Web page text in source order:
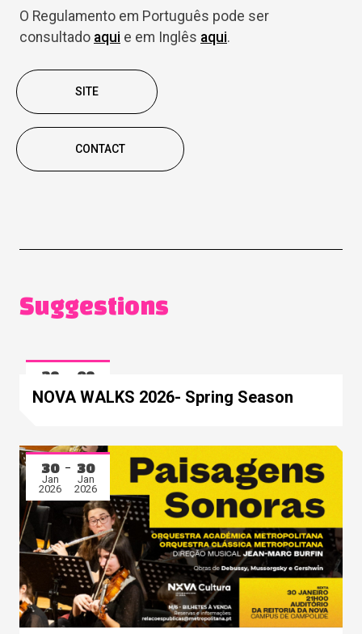
O Regulamento em Português pode ser
consultado aqui e em Inglês aqui.
SITE
CONTACT
Suggestions
28
2026
08
2026
NOVA WALKS 2026- Spring Season
30
Jan
2026
30
Jan
2026